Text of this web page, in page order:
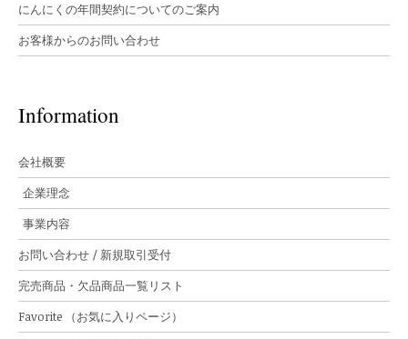
にんにくの年間契約についてのご案内
お客様からのお問い合わせ
Information
会社概要
企業理念
事業内容
お問い合わせ / 新規取引受付
完売商品・欠品商品一覧リスト
Favorite （お気に入りページ）